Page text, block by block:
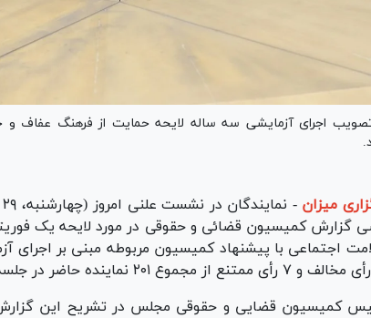
اجرای آزمایشی سه ساله لایحه حمایت از فرهنگ عفاف
میزان
گزارش کمیسیون قضائی و حقوقی در مورد لایحه یک
اجتماعی با پیشنهاد کمیسیون مربوطه مبنی بر اجرای
کمیسیون قضایی و حقوقی مجلس در تشریح این